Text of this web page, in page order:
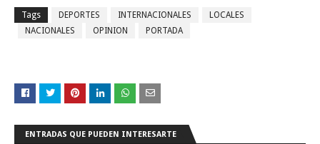
Tags DEPORTES INTERNACIONALES
LOCALES
NACIONALES
OPINION PORTADA
ENTRADAS QUE PUEDEN INTERESARTE